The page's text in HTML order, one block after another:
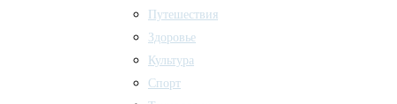
Путешествия
Здоровье
Культура
Спорт